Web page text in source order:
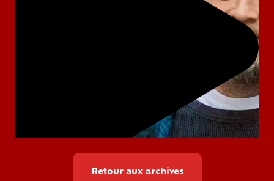
Retour aux archives